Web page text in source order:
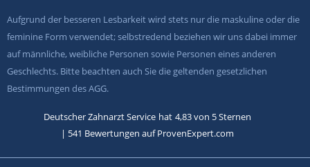
Aufgrund der besseren Lesbarkeit wird stets nur die maskuline oder die
feminine Form verwendet; selbstredend beziehen wir uns dabei immer
auf männliche, weibliche Personen sowie Personen eines anderen
Geschlechts. Bitte beachten auch Sie die geltenden gesetzlichen
Bestimmungen des AGG.
Deutscher Zahnarzt Service hat 4,83von 5Sternen
| 541 Bewertungen auf ProvenExpert.com